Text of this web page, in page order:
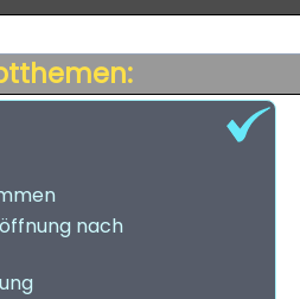
nach